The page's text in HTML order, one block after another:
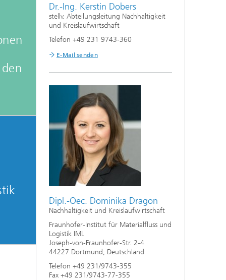
Dr.-Ing. Kerstin Dobers
stellv. Abteilungsleitung Nachhaltigkeit
und Kreislaufwirtschaft
Telefon +49 231 9743-360
E-Mail senden
Dipl.-Oec. Dominika Dragon
Nachhaltigkeit und Kreislaufwirtschaft
Fraunhofer-Institut für Materialfluss und
Logistik IML
Joseph-von-Fraunhofer-Str. 2-4
44227 Dortmund, Deutschland
Telefon +49 231/9743-355
Fax +49 231/9743-77-355